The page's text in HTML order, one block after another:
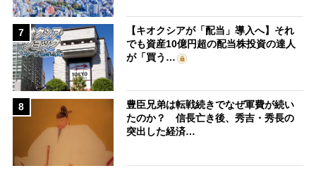
7
【キオクシアが「配当」導入へ】それ
でも資産10億円超の配当株投資の達人
が「買う…
8
豊臣兄弟は転戦続きでなぜ軍費が続い
たのか？ 信長亡き後、秀吉・秀長の
突出した経済…